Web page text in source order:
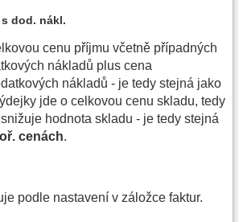
dod. nákl.
cenu příjmu včetně případných
nákladů plus cena
nákladů - je tedy stejná jako
jde o celkovou cenu skladu, tedy
hodnota skladu - je tedy stejná
cenách.
podle nastavení v záložce faktur.